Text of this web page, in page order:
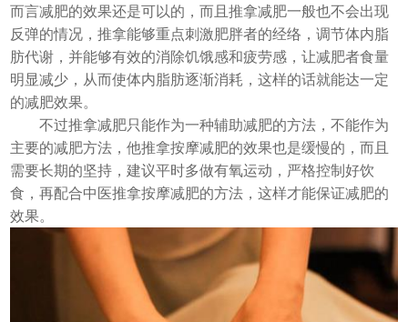
而言减肥的效果还是可以的，而且推拿减肥一般也不会出现
反弹的情况，推拿能够重点刺激肥胖者的经络，调节体内脂
肪代谢，并能够有效的消除饥饿感和疲劳感，让减肥者食量
明显减少，从而使体内脂肪逐渐消耗，这样的话就能达一定
的减肥效果。
不过推拿减肥只能作为一种辅助减肥的方法，不能作为
主要的减肥方法，他推拿按摩减肥的效果也是缓慢的，而且
需要长期的坚持，建议平时多做有氧运动，严格控制好饮
食，再配合中医推拿按摩减肥的方法，这样才能保证减肥的
效果。